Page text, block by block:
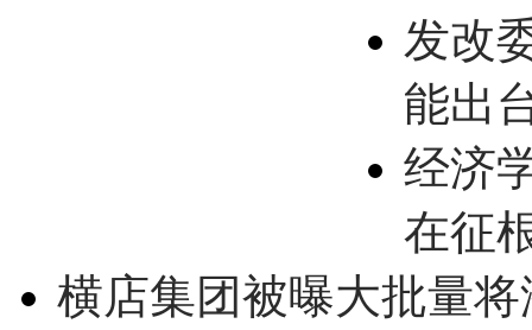
发改
能出
经济
在征
横店集团被曝大批量